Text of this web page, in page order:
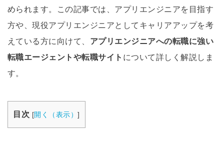
められます。この記事では、アプリエンジニアを目指す
方や、現役アプリエンジニアとしてキャリアアップを考
えている方に向けて、 アプリエンジニアへの転職に強い
転職エージェントや転職サイト について詳しく解説しま
す。
目次 [開く（表示）]